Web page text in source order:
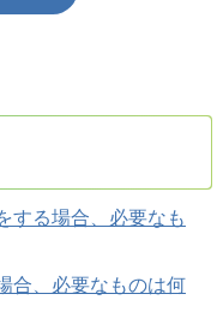
する場合、必要なも
合、必要なものは何